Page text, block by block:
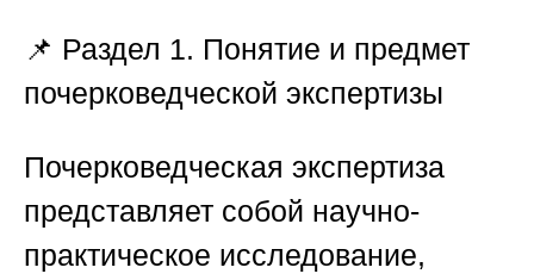
📌 Раздел 1. Понятие и предмет
почерковедческой экспертизы
Почерковедческая экспертиза
представляет собой научно-
практическое исследование,